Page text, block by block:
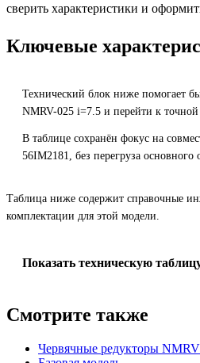
сверить характеристики и
Ключевые
Технический блок ниже помогает
NMRV-025 i=7.5 и перейти к
В таблице сохранён фокус на
56IM2181, без перегруза
Таблица ниже содержит справочные
комплектации для этой модели.
Показать техническую
Смотрите также
Червячные редукторы NMRV